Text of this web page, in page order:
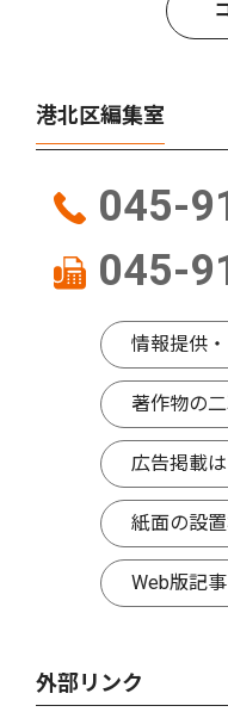
港北区編集室
045-
045-
情報提供
著作物の
広告掲載
紙面の設
Web版記
外部リンク